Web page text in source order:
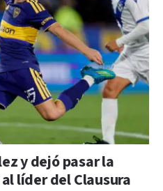
y dejó pasar la
líder del Clausura